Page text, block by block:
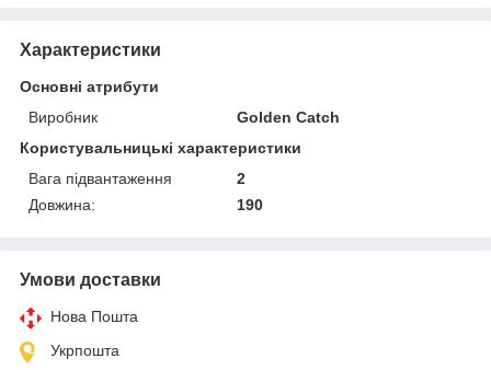
Характеристики
Основні атрибути
Виробник
Golden Catch
Користувальницькі характеристики
Вага підвантаження
2
Довжина:
190
Умови доставки
Нова Пошта
Укрпошта